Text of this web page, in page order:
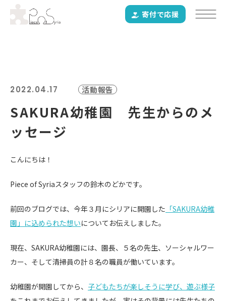
寄付で応援
2022.04.17 活動報告
SAKURA幼稚園 先生からのメ
ッセージ
こんにちは！
Piece of Syriaスタッフの鈴木のどかです。
前回のブログでは、今年３月にシリアに開園した 「SAKURA幼稚
園」に込められた想いについてお伝えしました。
現在、SAKURA幼稚園には、園長、５名の先生、ソーシャルワー
カー、そして清掃員の計８名の職員が働いています。
幼稚園が開園してから、 子どもたちが楽しそうに学び、遊ぶ様子